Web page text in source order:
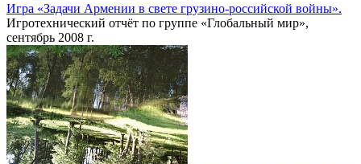
Игра «Задачи Армении в свете грузино-российской войны».
Игротехнический отчёт по группе «Глобальный мир»,
сентябрь 2008 г.